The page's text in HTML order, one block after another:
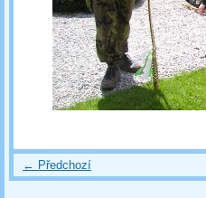
← Předchozí